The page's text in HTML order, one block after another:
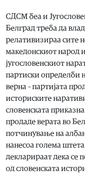
СДСМ беа и
Белград треба да
релативизираа сите
македонскиот народ
југословенскиот
партиски определби
верна – партијата
историските
словенската
продаде верата во
потчинување на
нанесоа голема штета
декларираат дека се
од словенската